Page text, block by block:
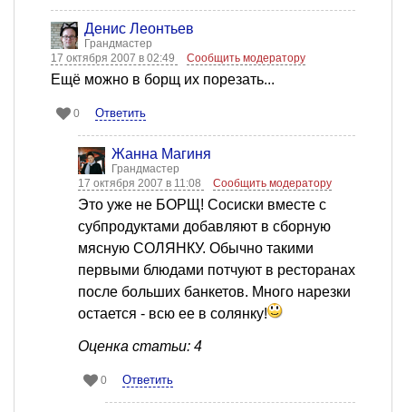
Денис Леонтьев
Грандмастер
17 октября 2007 в 02:49
Сообщить модератору
Ещё можно в борщ их порезать...
0 Ответить
Жанна Магиня
Грандмастер
17 октября 2007 в 11:08
Сообщить модератору
Это уже не БОРЩ! Сосиски вместе с
субпродуктами добавляют в сборную
мясную СОЛЯНКУ. Обычно такими
первыми блюдами потчуют в ресторанах
после больших банкетов. Много нарезки
остается - всю ее в солянку!
Оценка статьи: 4
0 Ответить